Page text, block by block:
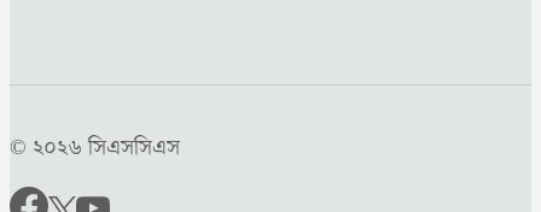
© ২০২৬ সিএসসিএস